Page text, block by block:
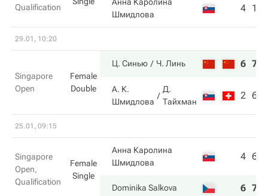
Qualification
Шмидлова
4 1
29.01, 10:20
Singapore
Open
Female
Double
Ц. Синью Ч. Линь 6 7
А. К.
Шмидлова
Д.
Тайхман
2 6
25.01, 09:15
Singapore
Open,
Qualification
Female
Single
Анна Каролина
Шмидлова
4 6
Dominika Salkova 6 7